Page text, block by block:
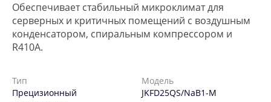
Обеспечивает стабильный микроклимат для
серверных и критичных помещений с воздушным
конденсатором, спиральным компрессором и
R410A.
Тип
Прецизионный
Модель
JKFD25QS/NaB1-M